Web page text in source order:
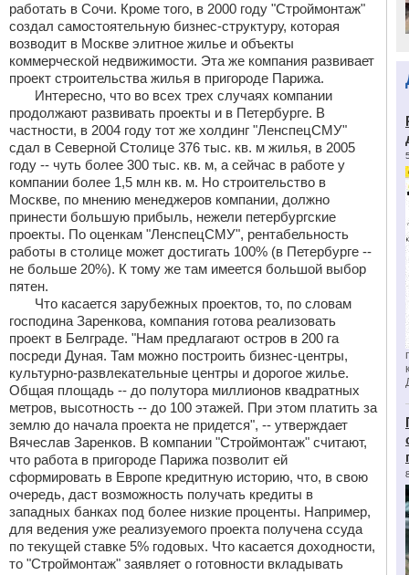
работать в Сочи. Кроме того, в 2000 году "Строймонтаж"
создал самостоятельную бизнес-структуру, которая
возводит в Москве элитное жилье и объекты
коммерческой недвижимости. Эта же компания развивает
проект строительства жилья в пригороде Парижа.
Интересно, что во всех трех случаях компании
продолжают развивать проекты и в Петербурге. В
частности, в 2004 году тот же холдинг "ЛенспецСМУ"
сдал в Северной Столице 376 тыс. кв. м жилья, в 2005
году -- чуть более 300 тыс. кв. м, а сейчас в работе у
компании более 1,5 млн кв. м. Но строительство в
Москве, по мнению менеджеров компании, должно
принести большую прибыль, нежели петербургские
проекты. По оценкам "ЛенспецСМУ", рентабельность
работы в столице может достигать 100% (в Петербурге --
не больше 20%). К тому же там имеется большой выбор
пятен.
Что касается зарубежных проектов, то, по словам
господина Заренкова, компания готова реализовать
проект в Белграде. "Нам предлагают остров в 200 га
посреди Дуная. Там можно построить бизнес-центры,
культурно-развлекательные центры и дорогое жилье.
Общая площадь -- до полутора миллионов квадратных
метров, высотность -- до 100 этажей. При этом платить за
землю до начала проекта не придется", -- утверждает
Вячеслав Заренков. В компании "Строймонтаж" считают,
что работа в пригороде Парижа позволит ей
сформировать в Европе кредитную историю, что, в свою
очередь, даст возможность получать кредиты в
западных банках под более низкие проценты. Например,
для ведения уже реализуемого проекта получена ссуда
по текущей ставке 5% годовых. Что касается доходности,
то "Строймонтаж" заявляет о готовности вкладывать